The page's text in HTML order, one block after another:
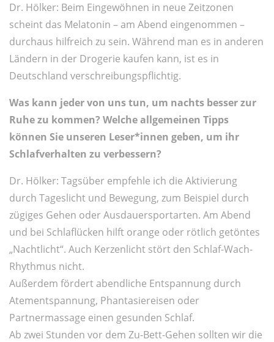
Dr. Hölker: Beim Eingewöhnen in neue Zeitzonen
scheint das Melatonin – am Abend eingenommen –
durchaus hilfreich zu sein. Während man es in anderen
Ländern in der Drogerie kaufen kann, ist es in
Deutschland verschreibungspflichtig.
Was kann jeder von uns tun, um nachts besser zur
Ruhe zu kommen? Welche allgemeinen Tipps
können Sie unseren Leser*innen geben, um ihr
Schlafverhalten zu verbessern?
Dr. Hölker: Tagsüber empfehle ich die Aktivierung
durch Tageslicht und Bewegung, zum Beispiel durch
zügiges Gehen oder Ausdauersportarten. Am Abend
und bei Schlaflücken hilft orange oder rötlich getöntes
„Nachtlicht“. Auch Kerzenlicht stört den Schlaf-Wach-
Rhythmus nicht.
Außerdem fördert abendliche Entspannung durch
Atementspannung, Phantasiereisen oder
Partnermassage einen gesunden Schlaf.
Ab zwei Stunden vor dem Zu-Bett-Gehen sollten wir die